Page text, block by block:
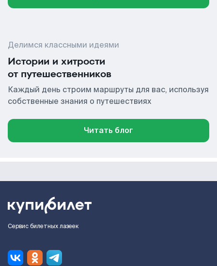
Делимся классными идеями
Истории и хитрости
от путешественников
Каждый день строим маршруты для вас, используя
собственные знания о путешествиях
Читать блог
Сервис билетных лазеек